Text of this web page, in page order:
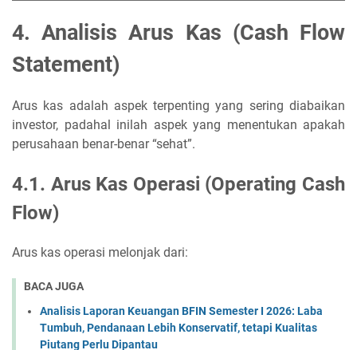
4. Analisis Arus Kas (Cash Flow
Statement)
Arus kas adalah aspek terpenting yang sering diabaikan
investor, padahal inilah aspek yang menentukan apakah
perusahaan benar-benar “sehat”.
4.1. Arus Kas Operasi (Operating Cash
Flow)
Arus kas operasi melonjak dari:
BACA JUGA
Analisis Laporan Keuangan BFIN Semester I 2026: Laba
Tumbuh, Pendanaan Lebih Konservatif, tetapi Kualitas
Piutang Perlu Dipantau